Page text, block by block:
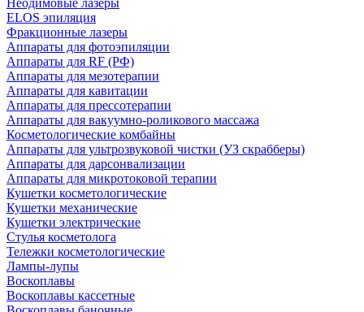
Неодимовые лазеры
ELOS эпиляция
Фракционные лазеры
Аппараты для фотоэпиляции
Аппараты для RF (РФ)
Аппараты для мезотерапии
Аппараты для кавитации
Аппараты для прессотерапии
Аппараты для вакуумно-роликового массажа
Косметологические комбайны
Аппараты для ультрозвуковой чистки (УЗ скрабберы)
Аппараты для дарсонвализации
Аппараты для микротоковой терапии
Кушетки косметологические
Кушетки механические
Кушетки электрические
Стулья косметолога
Тележки косметологические
Лампы-лупы
Воскоплавы
Воскоплавы кассетные